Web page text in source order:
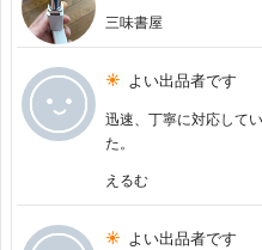
三味書屋
よい出品者です
迅速、丁寧に対応して
た。
えるむ
よい出品者です